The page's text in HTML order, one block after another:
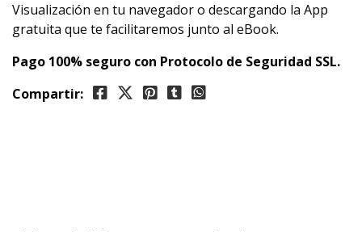
Visualización en tu navegador o descargando la App
gratuita que te facilitaremos junto al eBook.
Pago 100% seguro con Protocolo de Seguridad SSL.
Compartir: